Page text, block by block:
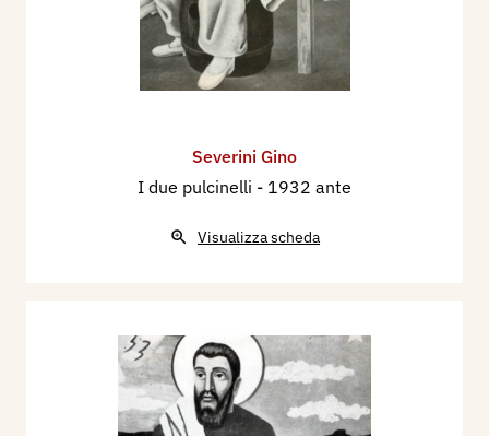
Severini Gino
I due pulcinelli - 1932 ante
Visualizza scheda